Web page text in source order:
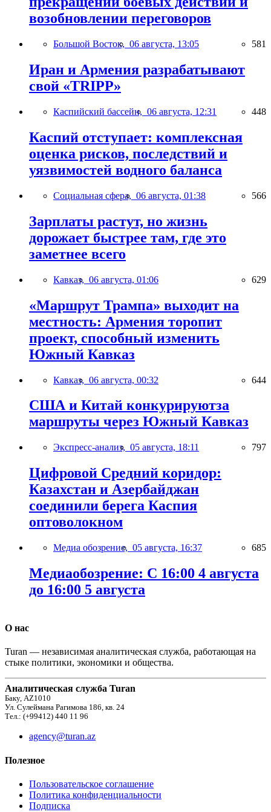
возобновлении переговоров
Большой Восток, 06 августа, 13:05 581
Иран и Армения разрабатывают
свой «TRIPP»
Каспийский бассейн, 06 августа, 12:31 448
Каспий отступает: комплексная
оценка рисков, последствий и
уязвимостей водного баланса
Социальная сфера, 06 августа, 01:38 566
Зарплаты растут, но жизнь
дорожает быстрее там, где это
заметнее всего
Кавказ, 06 августа, 01:06 629
«Маршрут Трампа» выходит на
местность: Армения торопит
проект, способный изменить
Южный Кавказ
Кавказ, 06 августа, 00:32 644
США и Китай конкурируютза
маршруты через Южный Кавказ
Экспресс-анализ, 05 августа, 18:11 797
Цифровой Средний коридор:
Казахстан и Азербайджан
соединили берега Каспия
оптоволокном
Медиа обозрение, 05 августа, 16:37 685
Медиаобозрение: С 16:00 4 августа
до 16:00 5 августа
О нас
Turan — независимая аналитическая служба, работающая на
стыке политики, экономики и общества.
Аналитическая служба Turan
Баку, AZ1010
Ул. Сулеймана Рагимова 186, кв. 24
Тел.: (+99412) 440 11 96
agency@turan.az
Полезное
Пользовательское соглашение
Политика конфиденциальности
Подписка